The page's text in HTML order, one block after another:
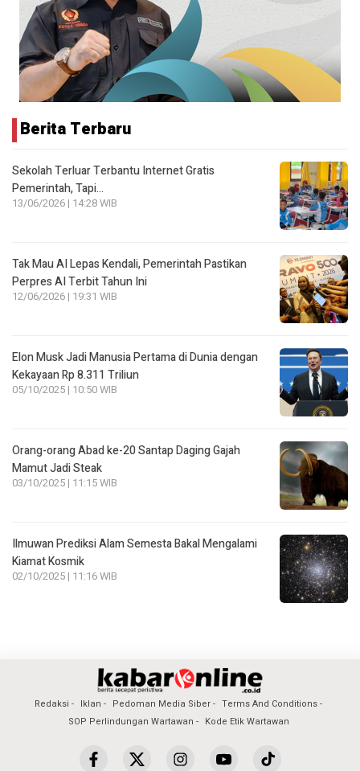
Berita Terbaru
Sekolah Terluar Terbantu Internet Gratis
Pemerintah, Tapi…
13/06/2026 | 14:28 WIB
Tak Mau AI Lepas Kendali, Pemerintah Pastikan
Perpres AI Terbit Tahun Ini
12/06/2026 | 19:31 WIB
Elon Musk Jadi Manusia Pertama di Dunia dengan
Kekayaan Rp 8.311 Triliun
05/10/2025 | 10:50 WIB
Orang-orang Abad ke-20 Santap Daging Gajah
Mamut Jadi Steak
03/10/2025 | 11:15 WIB
Ilmuwan Prediksi Alam Semesta Bakal Mengalami
Kiamat Kosmik
02/10/2025 | 11:16 WIB
Redaksi Iklan Pedoman Media Siber
Terms And Conditions
SOP Perlindungan Wartawan
Kode Etik Wartawan